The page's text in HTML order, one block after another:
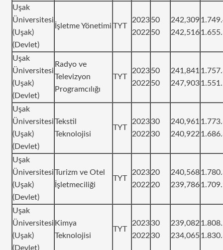
Uşak
Üniversitesi
(Uşak)
(Devlet)
İşletme Yönetimi TYT
2023
2022
50
50
242,309
242,516
Uşak
Üniversitesi
(Uşak)
(Devlet)
Radyo ve
Televizyon
Programcılığı
TYT
2023
2022
50
50
241,841
247,903
Uşak
Üniversitesi
(Uşak)
(Devlet)
Tekstil
Teknolojisi
TYT
2023
2022
30
30
240,961
240,922
Uşak
Üniversitesi
(Uşak)
(Devlet)
Turizm ve Otel
İşletmeciliği
TYT
2023
2022
20
20
240,568
239,786
Uşak
Üniversitesi
(Uşak)
(Devlet)
Kimya
Teknolojisi
TYT
2023
2022
30
30
239,082
234,065